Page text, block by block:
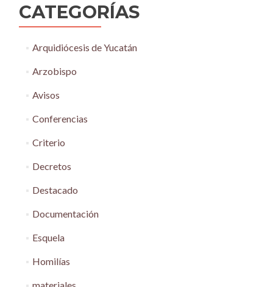
CATEGORÍAS
Arquidiócesis de Yucatán
Arzobispo
Avisos
Conferencias
Criterio
Decretos
Destacado
Documentación
Esquela
Homilías
materiales